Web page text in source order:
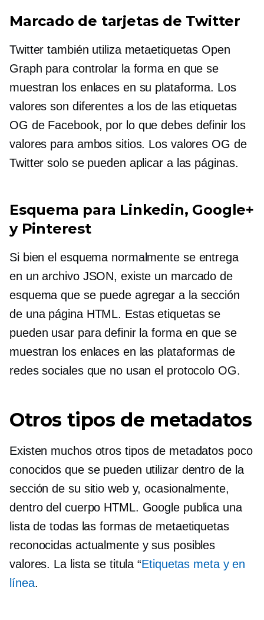
Marcado de tarjetas de Twitter
Twitter también utiliza metaetiquetas Open
Graph para controlar la forma en que se
muestran los enlaces en su plataforma. Los
valores son diferentes a los de las etiquetas
OG de Facebook, por lo que debes definir los
valores para ambos sitios. Los valores OG de
Twitter solo se pueden aplicar a las páginas.
Esquema para Linkedin, Google+
y Pinterest
Si bien el esquema normalmente se entrega
en un archivo JSON, existe un marcado de
esquema que se puede agregar a la sección
de una página HTML. Estas etiquetas se
pueden usar para definir la forma en que se
muestran los enlaces en las plataformas de
redes sociales que no usan el protocolo OG.
Otros tipos de metadatos
Existen muchos otros tipos de metadatos poco
conocidos que se pueden utilizar dentro de la
sección de su sitio web y, ocasionalmente,
dentro del cuerpo HTML. Google publica una
lista de todas las formas de metaetiquetas
reconocidas actualmente y sus posibles
valores. La lista se titula “Etiquetas meta y en
línea.